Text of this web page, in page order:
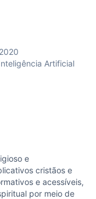
Artificial
e
cristãos e
e acessíveis,
por meio de